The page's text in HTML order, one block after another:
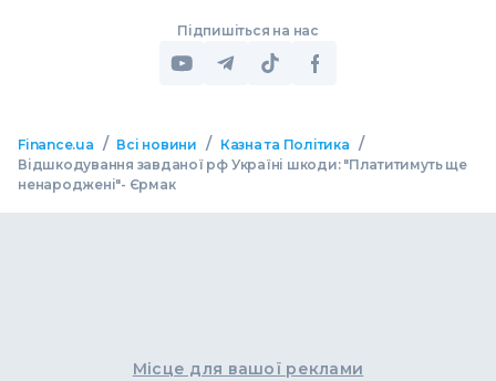
Підпишіться на нас
Finance.ua / Всі новини / Казна та Політика /
Відшкодування завданої рф Україні шкоди: "Платитимуть ще
ненароджені"- Єрмак
Місце для вашої реклами